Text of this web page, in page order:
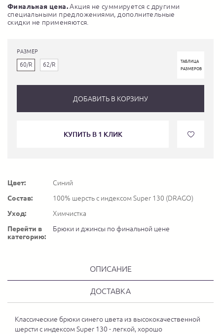
Финальная цена.Акция не суммируется с другими
специальными предложениями, дополнительные
скидки не применяются.
РАЗМЕР
60/R 62/R
ТАБЛИЦА
РАЗМЕРОВ
ДОБАВИТЬ В КОРЗИНУ
КУПИТЬ В 1 КЛИК
Цвет:
Синий
Состав:
100% шерсть с индексом Super 130 (DRAGO)
Уход:
Химчистка
Перейти в
категорию:
Брюки и джинсы по финальной цене
ОПИСАНИЕ
ДОСТАВКА
Классические брюки синего цвета из высококачественной
шерсти с индексом Super 130 - легкой, хорошо